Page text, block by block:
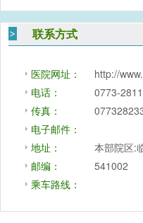
联系方式
医院网址：
http://
电话：
0773-
传真：
电子邮件：
地址：
本部院区:
邮编：
541002
乘车路线：